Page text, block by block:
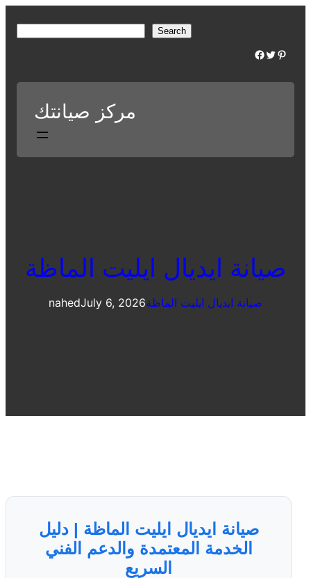
r
Search
Facebook Twitter Pinterest
مركز صيانتك
صيانة ايديال ايليت الماظة
nahedJuly 6, 2026صيانة ايديال ايليت الماظة
صيانة ايديال ايليت الماظة | دليل
الخدمة المعتمدة والدعم الفني
السريع